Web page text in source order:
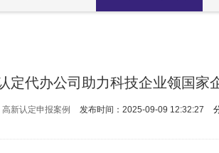
定代办公司助力科技企业领国家
高新认定申报案例 发布时间：2025-09-09 12:32:27